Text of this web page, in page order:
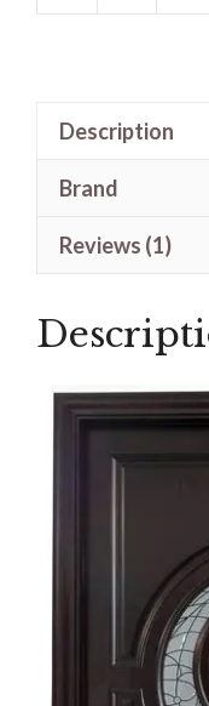
Description
Brand
Reviews (1)